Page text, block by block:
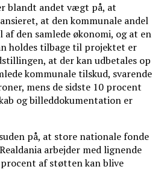
blandt andet vægt på, at
at den kommunale andel
den samlede økonomi, og at en
holdes tilbage til projektet er
at der kan udbetales op
kommunale tilskud, svarende
mens de sidste 10 procent
og billeddokumentation er
på, at store nationale fonde
arbejder med lignende
af støtten kan blive